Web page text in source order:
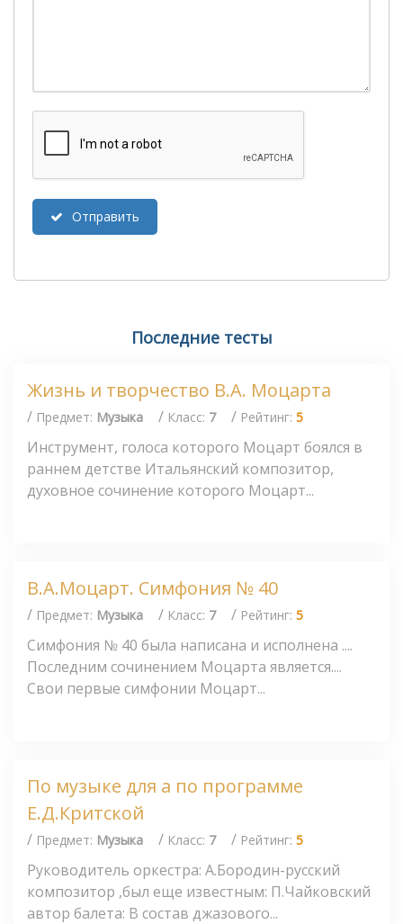
Отправить
Последние тесты
Жизнь и творчество В.А. Моцарта
/ Предмет: Музыка / Класс: 7 / Рейтинг: 5
Инструмент, голоса которого Моцарт боялся в
раннем детстве Итальянский композитор,
духовное сочинение которого Моцарт...
В.А.Моцарт. Симфония № 40
/ Предмет: Музыка / Класс: 7 / Рейтинг: 5
Симфония № 40 была написана и исполнена ....
Последним сочинением Моцарта является....
Свои первые симфонии Моцарт...
По музыке для а по программе
Е.Д.Критской
/ Предмет: Музыка / Класс: 7 / Рейтинг: 5
Руководитель оркестра: А.Бородин-русский
композитор ,был еще известным: П.Чайковский
автор балета: В состав джазового...